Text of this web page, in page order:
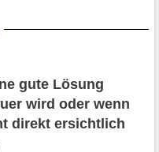
gute Lösung
wird oder wenn
direkt ersichtlich